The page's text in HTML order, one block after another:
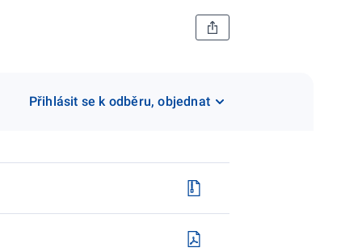
Přihlásit se k odběru, objednat